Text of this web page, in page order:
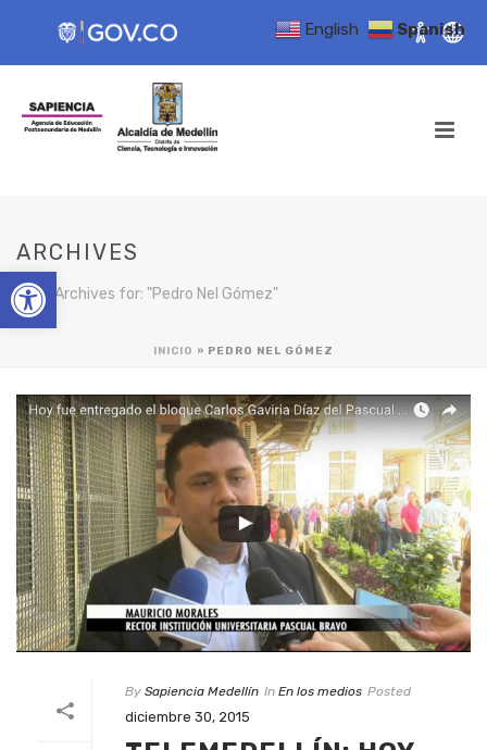
Open toolbar
ARCHIVES
Tag Archives for: "Pedro Nel Gómez"
INICIO » PEDRO NEL GÓMEZ
By Sapiencia Medellín In En los medios Posted
diciembre 30, 2015
English Spanish